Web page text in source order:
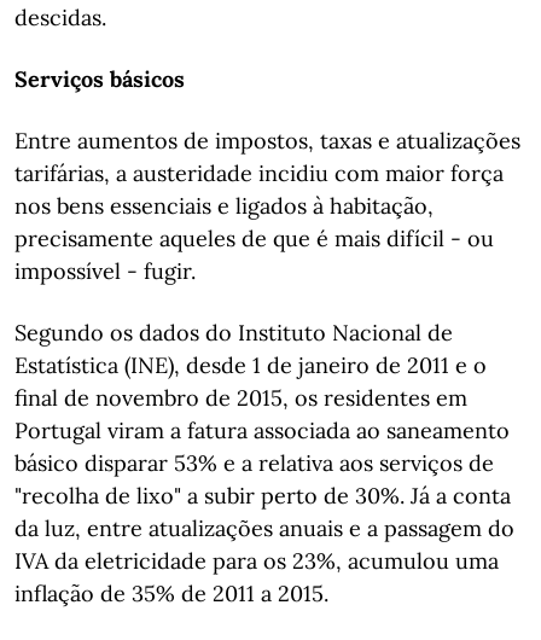
descidas.
Serviços básicos
Entre aumentos de impostos, taxas e atualizações
tarifárias, a austeridade incidiu com maior força
nos bens essenciais e ligados à habitação,
precisamente aqueles de que é mais difícil - ou
impossível - fugir.
Segundo os dados do Instituto Nacional de
Estatística (INE), desde 1 de janeiro de 2011 e o
final de novembro de 2015, os residentes em
Portugal viram a fatura associada ao saneamento
básico disparar 53% e a relativa aos serviços de
"recolha de lixo" a subir perto de 30%. Já a conta
da luz, entre atualizações anuais e a passagem do
IVA da eletricidade para os 23%, acumulou uma
inflação de 35% de 2011 a 2015.